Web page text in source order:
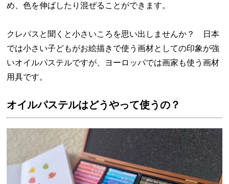
め、色を伸ばしたり混ぜることができます。
クレパスと聞くと小さいころを思い出しませんか？ 日本
では小さい子どもがお絵描きで使う画材としての印象が強
いオイルパステルですが、ヨーロッパでは画家も使う画材
用具です。
オイルパステルはどうやって使うの？